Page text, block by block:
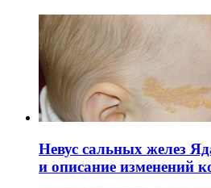
Невус сальных желез
и описание изменений